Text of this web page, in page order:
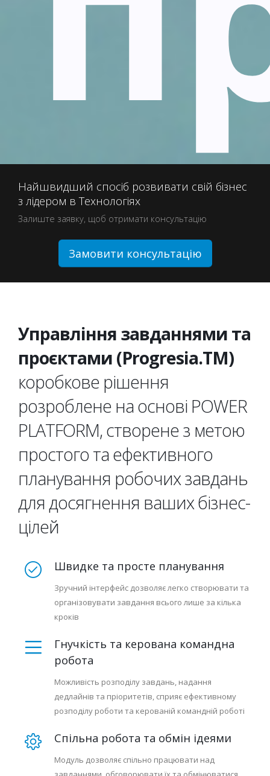
Найшвидший спосіб розвивати свій бізнес
з лідером в Технологіях
Залиште заявку, щоб отримати консультацію
Замовити консультацію
Управління завданнями та
проєктами (Progresia.TM)
коробкове рішення
розроблене на основі POWER
PLATFORM, створене з метою
простого та ефективного
планування робочих завдань
для досягнення ваших бізнес-
цілей
Швидке та просте планування
Зручний інтерфейс дозволяє легко створювати та
організовувати завдання всього лише за кілька
кроків
Гнучкість та керована командна
робота
Можливість розподілу завдань, надання
дедлайнів та пріоритетів, сприяє ефективному
розподілу роботи та керованій командній роботі
Спільна робота та обмін ідеями
Модуль дозволяє спільно працювати над